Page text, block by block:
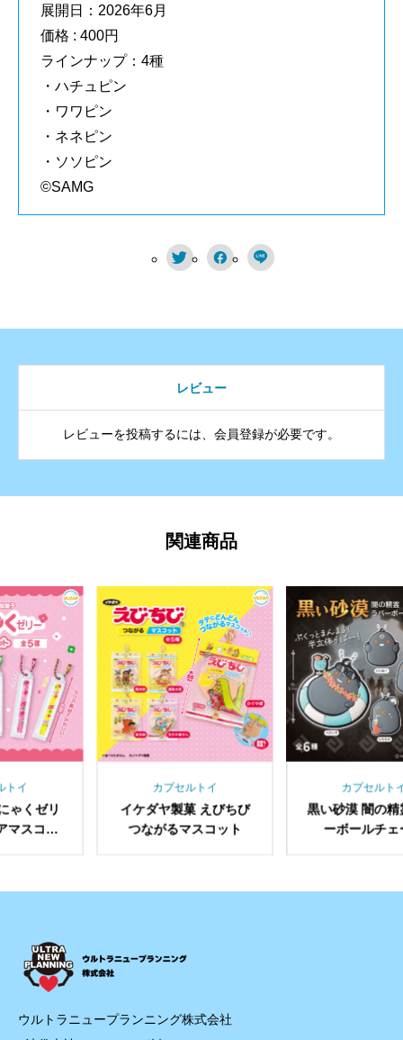
展開日：2026年6月
価格 : 400円
ラインナップ：4種
・ハチュピン
・ワワピン
・ネネピン
・ソソピン
©SAMG
  
レビュー
レビューを投稿するには、会員登録が必要です。
関連商品
カプセルトイ
ダヤ製菓 えびちび
ながるマスコット
カプセルトイ
黒い砂漠 闇の精霊 ラバ
ーボールチェーン
北斗
ンド
ウルトラニュープランニング株式会社